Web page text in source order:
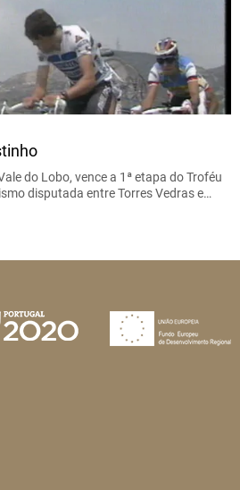
do Lobo, vence a 1ª etapa do Troféu
disputada entre Torres Vedras e…